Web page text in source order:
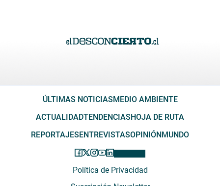
ÚLTIMAS NOTICIASMEDIO AMBIENTE
ACTUALIDADTENDENCIASHOJA DE RUTA
REPORTAJESENTREVISTASOPINIÓNMUNDO
Política de Privacidad